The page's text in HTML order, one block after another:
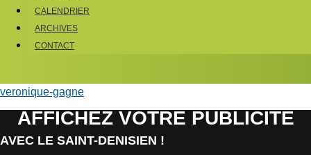
CALENDRIER
ARCHIVES
CONTACT
veronique-gagne
AFFICHEZ VOTRE PUBLICITÉ
AVEC LE SAINT-DENISIEN !